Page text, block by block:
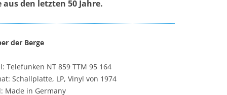
den letzten 50 Jahre.
der Berge
Telefunken NT 859 TTM 95 164
Schallplatte, LP, Vinyl von 1974
Made in Germany